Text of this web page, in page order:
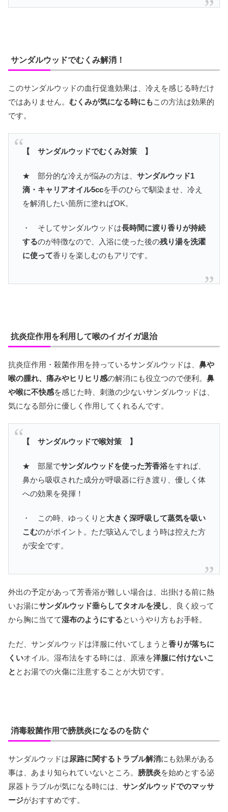
サンダルウッドでむくみ解消！
このサンダルウッドの血行促進効果は、冷えを感じる時だけ
ではありません。 むくみが気になる時にもこの方法は効果的
です。
【 サンダルウッドでむくみ対策 】
★ 部分的な冷えが悩みの方は、 サンダルウッド1
滴・キャリアオイル5ccを手のひらで馴染ませ、冷え
を解消したい箇所に塗ればOK。
・ そしてサンダルウッドは長時間に渡り香りが持続
するのが特徴なので、入浴に使った後の残り湯を洗濯
に使って香りを楽しむのもアリです。
抗炎症作用を利用して喉のイガイガ退治
抗炎症作用・殺菌作用を持っているサンダルウッドは、 鼻や
喉の腫れ、痛みやヒリヒリ感の解消にも役立つので便利。 鼻
や喉に不快感を感じた時、刺激の少ないサンダルウッドは、
気になる部分に優しく作用してくれるんです。
【 サンダルウッドで喉対策 】
★ 部屋でサンダルウッドを使った芳香浴をすれば、
鼻から吸収された成分が呼吸器に行き渡り、優しく体
への効果を発揮！
・ この時、ゆっくりと 大きく深呼吸して蒸気を吸い
こむのがポイント。ただ咳込んでしまう時は控えた方
が安全です。
外出の予定があって芳香浴が難しい場合は、出掛ける前に熱
いお湯にサンダルウッド垂らしてタオルを浸し 、良く絞って
から胸に当てて湿布のようにするというやり方もお手軽。
ただ、サンダルウッドは洋服に付いてしまうと香りが落ちに
くいオイル。湿布法をする時には、原液を洋服に付けないこ
と とお湯での火傷に注意することが大切です。
消毒殺菌作用で膀胱炎になるのを防ぐ
サンダルウッドは尿路に関するトラブル解消にも効果がある
事は、あまり知られていないところ。 膀胱炎を始めとする泌
尿器トラブルが気になる時には、 サンダルウッドでのマッサ
ージがおすすめです。